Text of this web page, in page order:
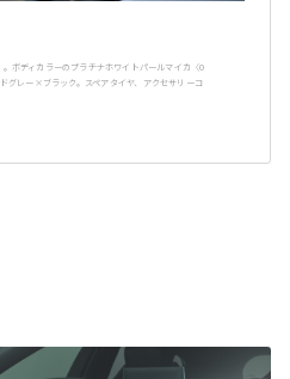
ボディカラーのプラチナホワイトパールマイカ〈0
グレー×ブラック。スペアタイヤ、アクセサリーコ